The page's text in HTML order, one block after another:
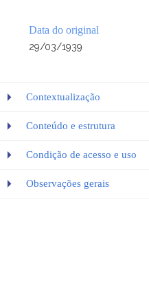
Data do original
29/03/1939
Contextualização
Conteúdo e estrutura
Condição de acesso e uso
Observações gerais